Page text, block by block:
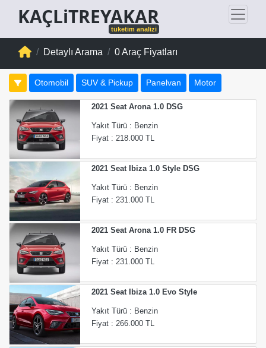
KAÇLiTREYAKAR
tüketim analizi
Detaylı Arama 0 Araç Fiyatları
Otomobil SUV & Pickup Panelvan Motor
2021 Seat Arona 1.0 DSG
Yakıt Türü : Benzin
Fiyat : 218.000 TL
2021 Seat Ibiza 1.0 Style DSG
Yakıt Türü : Benzin
Fiyat : 231.000 TL
2021 Seat Arona 1.0 FR DSG
Yakıt Türü : Benzin
Fiyat : 231.000 TL
2021 Seat Ibiza 1.0 Evo Style
Yakıt Türü : Benzin
Fiyat : 266.000 TL